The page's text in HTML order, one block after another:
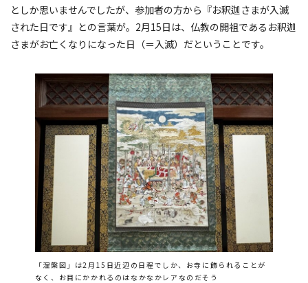
としか思いませんでしたが、参加者の方から『お釈迦さまが入滅
された日です』との言葉が。2月15日は、仏教の開祖であるお釈迦
さまがお亡くなりになった日（＝入滅）だということです。
「涅槃図」は2月15日近辺の日程でしか、お寺に飾られることが
なく、お目にかかれるのはなかなかレアなのだそう